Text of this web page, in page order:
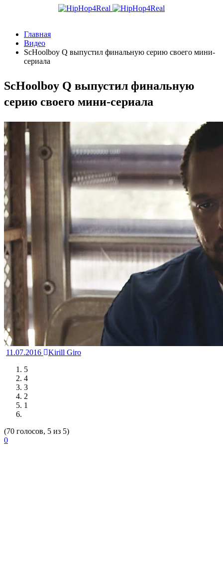
Главная
Видео
ScHoolboy Q выпустил финальную серию своего мини-
сериала
ScHoolboy Q выпустил финальную
серию своего мини-сериала
11.07.2016
Kirill Giro
5
4
3
2
1
(70 голосов, 5 из 5)
0